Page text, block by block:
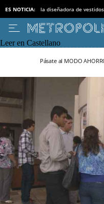
ES NOTICIA: la diseñadora de
Leer en Castellano
Pásate al MODO